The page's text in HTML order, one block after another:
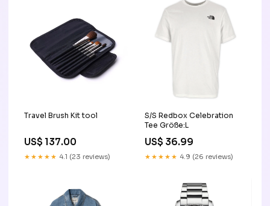
Travel Brush Kit tool
US$ 137.00
★★★★★ 4.1 (23 reviews)
S/S Redbox Celebration
Tee Größe:L
US$ 36.99
★★★★★ 4.9 (26 reviews)